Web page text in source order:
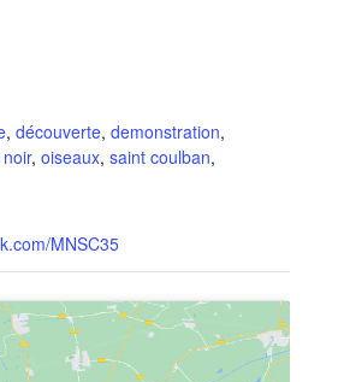
, découverte, demonstration,
, oiseaux, saint coulban,
MNSC35